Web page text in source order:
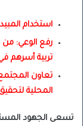
استخدام
رفع الوعي:
تربية أسرهم
تعاون
المحلية
تسعى الجهود